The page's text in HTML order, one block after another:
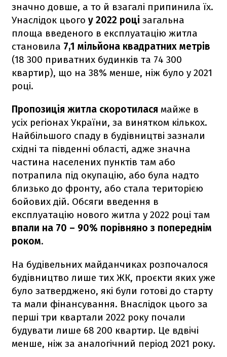
значно довше, а то й взагалі припинила їх.
Унаслідок цього у 2022 році загальна
площа введеного в експлуатацію житла
становила 7,1 мільйона квадратних метрів
(18 300 приватних будинків та 74 300
квартир), що на 38% менше, ніж було у 2021
році.
Пропозиція житла скоротилася майже в
усіх регіонах України, за винятком кількох.
Найбільшого спаду в будівництві зазнали
східні та південні області, адже значна
частина населених пунктів там або
потрапила під окупацію, або була надто
близько до фронту, або стала територією
бойових дій. Обсяги введення в
експлуатацію нового житла у 2022 році там
впали на 70 – 90% порівняно з попереднім
роком.
На будівельних майданчиках розпочалося
будівництво лише тих ЖК, проєкти яких уже
було затверджено, які були готові до старту
та мали фінансування. Внаслідок цього за
перші три квартали 2022 року почали
будувати лише 68 200 квартир. Це вдвічі
менше, ніж за аналогічний період 2021 року.